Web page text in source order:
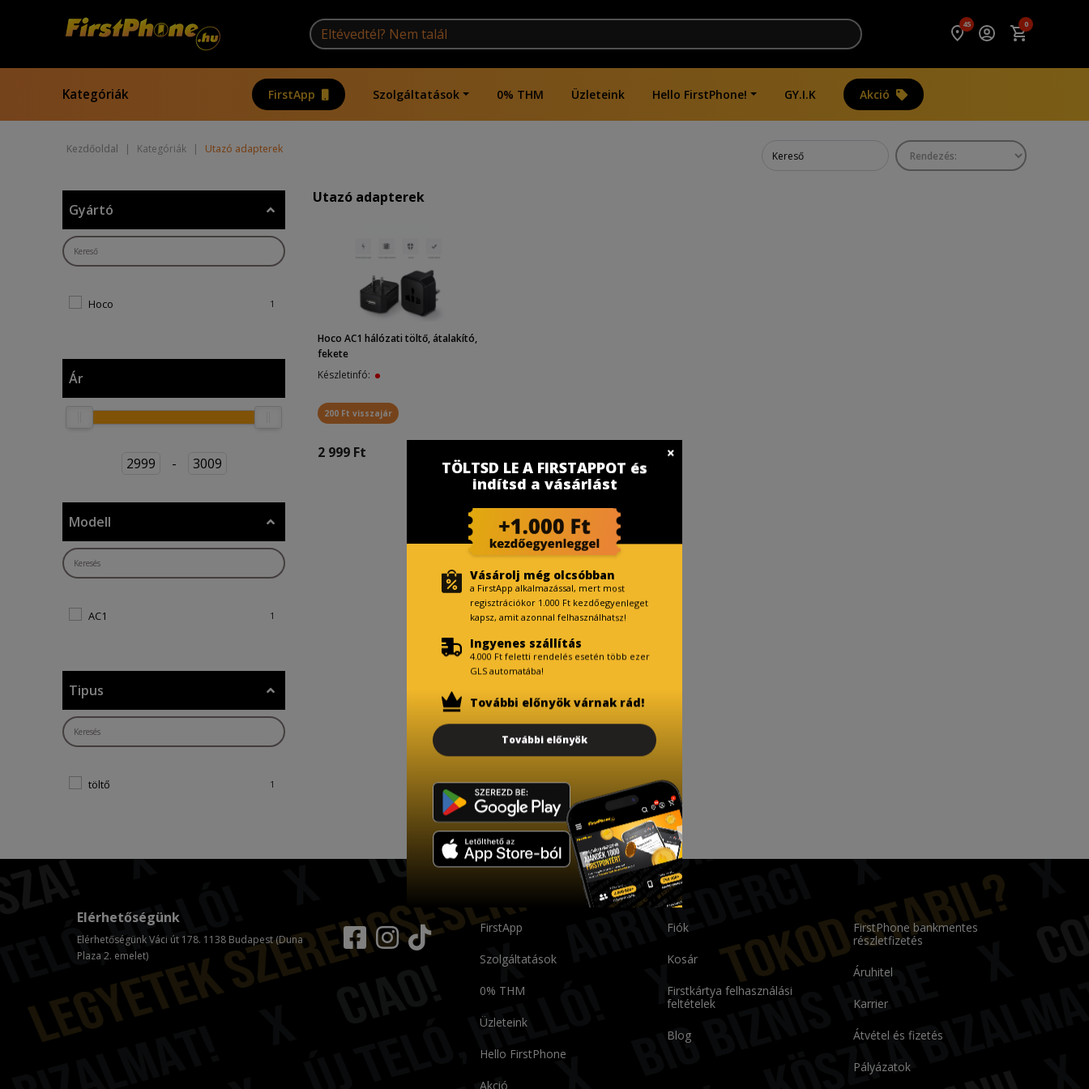
45 0
Kategóriák FirstApp Szolgáltatások 0% THM Üzleteink Hello FirstPhone! GY.I.K Akció
Kezdőoldal | Kategóriák | Utazó adapterek
Gyártó
Hoco 1
Ár
2999 - 3009
Modell
AC1 1
Tipus
töltő 1
Utazó adapterek
Hoco AC1 hálózati töltő, átalakító,
fekete
Készletinfó:
200 Ft visszajár
2 999 Ft
FirstApp
Szolgáltatások
0% THM
Üzleteink
Hello FirstPhone
Akció
Fiók
Kosár
Firstkártya felhasználási
feltételek
Blog
FirstPhone bankmentes
részletfizetés
Áruhitel
Karrier
Átvétel és fizetés
Pályázatok
Elérhetőségünk
Elérhetőségünk Váci út 178. 1138 Budapest (Duna
Plaza 2. emelet)
TÖLTSD LE A FIRSTAPPOT és
indítsd a vásárlást
Vásárolj még olcsóbban
a FirstApp alkalmazással, mert most
regisztrációkor 1.000 Ft kezdőegyenleget
kapsz, amit azonnal felhasználhatsz!
Ingyenes szállítás
4.000 Ft feletti rendelés esetén több ezer
GLS automatába!
További előnyök várnak rád!
További előnyök